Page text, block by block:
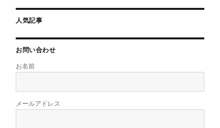
人気記事
お問い合わせ
お名前
メールアドレス